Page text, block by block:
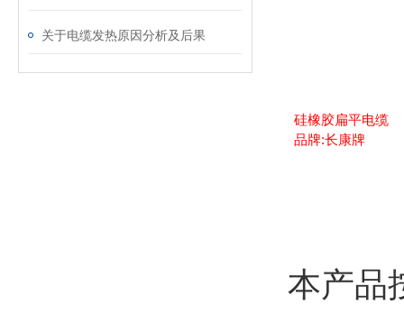
关于电缆发热原因分析及后果
硅橡胶扁平电缆
品牌:长康牌
本产品